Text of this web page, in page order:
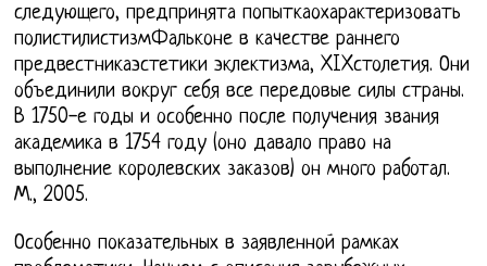
следующего, предпринята попыткаохарактеризовать
полистилистизмФальконе в качестве раннего
предвестникаэстетики эклектизма, XIXстолетия. Они
объединили вокруг себя все передовые силы страны.
В 1750-е годы и особенно после получения звания
академика в 1754 году (оно давало право на
выполнение королевских заказов) он много работал.
М., 2005.
Особенно показательных в заявленной рамках